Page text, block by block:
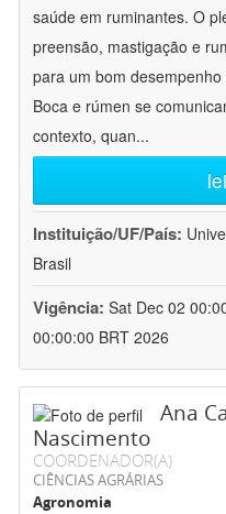
saúde em ruminantes. O
preensão, mastigação e
para um bom
Boca e rúmen se
contexto, quan...
Instituição/UF/País:
Brasil
Vigência: Sat Dec 02
00:00:00 BRT 2026
Ana
Nascimento
COORDENADOR(A)
CIÊNCIAS AGRÁRIAS
Agronomia